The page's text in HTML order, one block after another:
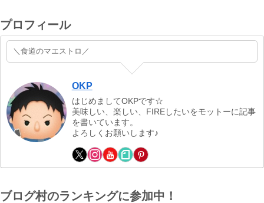
プロフィール
＼食道のマエストロ／
OKP
はじめましてOKPです☆
美味しい、楽しい、FIREしたいをモットーに記事
を書いています。
よろしくお願いします♪
ブログ村のランキングに参加中！